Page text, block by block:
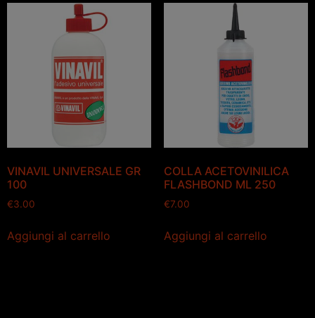
VINAVIL UNIVERSALE GR
100
€3.00
Aggiungi al carrello
COLLA ACETOVINILICA
FLASHBOND ML 250
€7.00
Aggiungi al carrello